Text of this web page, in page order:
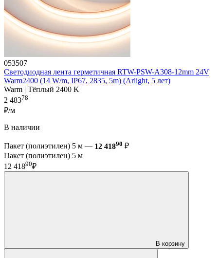
053507
Светодиодная лента герметичная RTW-PSW-A308-12mm 24V
Warm2400 (14 W/m, IP67, 2835, 5m) (Arlight, 5 лет)
Warm | Тёплый 2400 K
2 48378
₽/м
В наличии
Пакет (полиэтилен) 5 м — 12 41890 ₽
Пакет (полиэтилен) 5 м
12 41890₽
В корзину